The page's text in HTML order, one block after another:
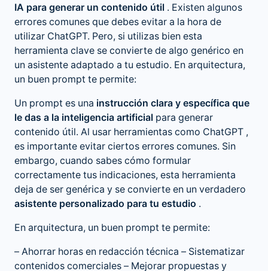
IA para generar un contenido útil . Existen algunos
errores comunes que debes evitar a la hora de
utilizar ChatGPT. Pero, si utilizas bien esta
herramienta clave se convierte de algo genérico en
un asistente adaptado a tu estudio. En arquitectura,
un buen prompt te permite:
Un prompt es una instrucción clara y específica que
le das a la inteligencia artificial para generar
contenido útil. Al usar herramientas como ChatGPT ,
es importante evitar ciertos errores comunes. Sin
embargo, cuando sabes cómo formular
correctamente tus indicaciones, esta herramienta
deja de ser genérica y se convierte en un verdadero
asistente personalizado para tu estudio .
En arquitectura, un buen prompt te permite:
– Ahorrar horas en redacción técnica – Sistematizar
contenidos comerciales – Mejorar propuestas y